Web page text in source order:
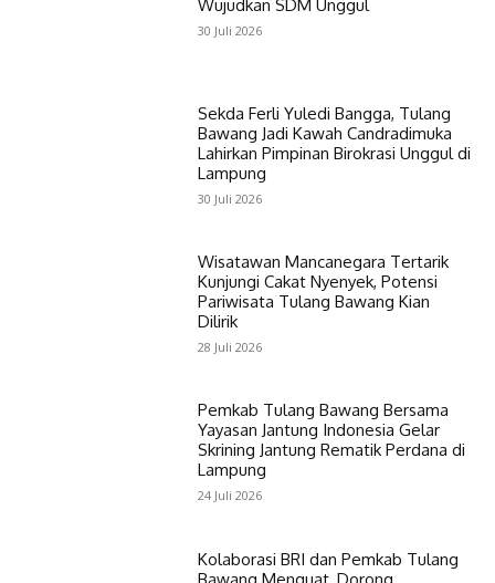
Wujudkan SDM Unggul
30 Juli 2026
Sekda Ferli Yuledi Bangga, Tulang
Bawang Jadi Kawah Candradimuka
Lahirkan Pimpinan Birokrasi Unggul di
Lampung
30 Juli 2026
Wisatawan Mancanegara Tertarik
Kunjungi Cakat Nyenyek, Potensi
Pariwisata Tulang Bawang Kian
Dilirik
28 Juli 2026
Pemkab Tulang Bawang Bersama
Yayasan Jantung Indonesia Gelar
Skrining Jantung Rematik Perdana di
Lampung
24 Juli 2026
Kolaborasi BRI dan Pemkab Tulang
Bawang Menguat, Dorong